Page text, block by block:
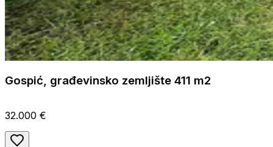
Gospić, građevinsko zemljište 411 m2
32.000 €